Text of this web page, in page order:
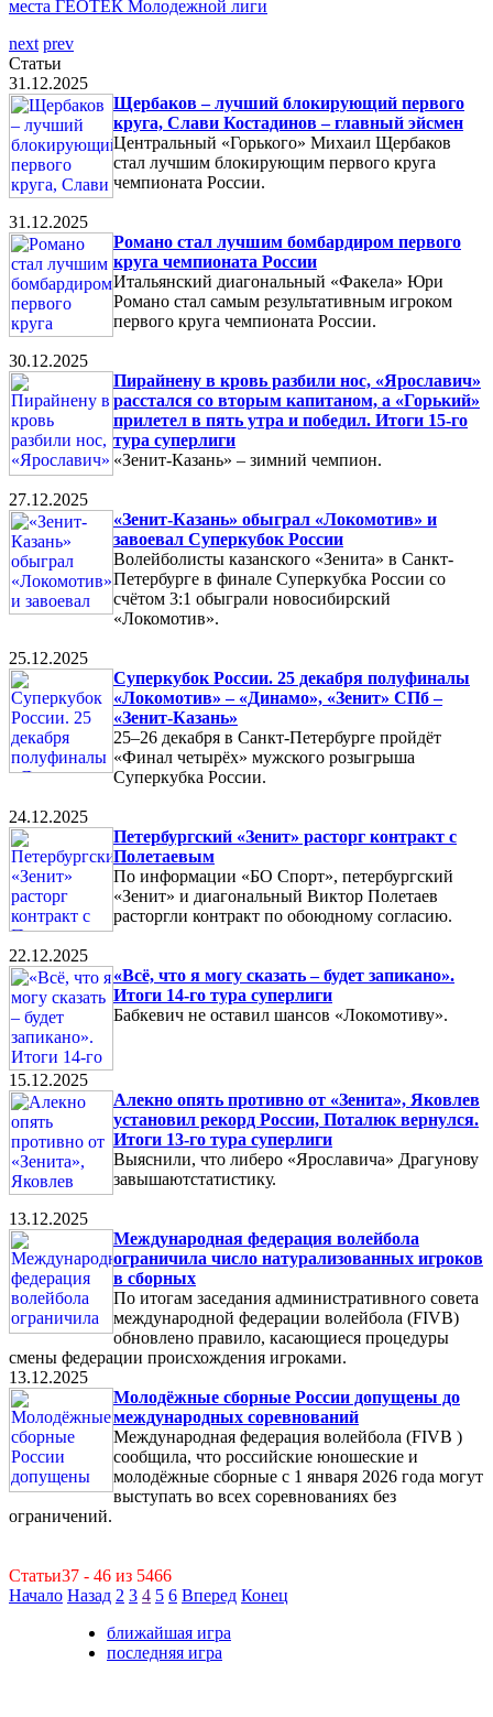
места ГЕОТЕК Молодежной лиги
next prev
Статьи
31.12.2025
Щербаков – лучший блокирующий первого
круга, Слави Костадинов – главный эйсмен
Центральный «Горького» Михаил Щербаков
стал лучшим блокирующим первого круга
чемпионата России.
31.12.2025
Романо стал лучшим бомбардиром первого
круга чемпионата России
Итальянский диагональный «Факела» Юри
Романо стал самым результативным игроком
первого круга чемпионата России.
30.12.2025
Пирайнену в кровь разбили нос, «Ярославич»
расстался со вторым капитаном, а «Горький»
прилетел в пять утра и победил. Итоги 15-го
тура суперлиги
«Зенит-Казань» – зимний чемпион.
27.12.2025
«Зенит-Казань» обыграл «Локомотив» и
завоевал Суперкубок России
Волейболисты казанского «Зенита» в Санкт-
Петербурге в финале Суперкубка России со
счётом 3:1 обыграли новосибирский
«Локомотив».
25.12.2025
Суперкубок России. 25 декабря полуфиналы
«Локомотив» – «Динамо», «Зенит» СПб –
«Зенит-Казань»
25–26 декабря в Санкт-Петербурге пройдёт
«Финал четырёх» мужского розыгрыша
Суперкубка России.
24.12.2025
Петербургский «Зенит» расторг контракт с
Полетаевым
По информации «БО Спорт», петербургский
«Зенит» и диагональный Виктор Полетаев
расторгли контракт по обоюдному согласию.
22.12.2025
«Всё, что я могу сказать – будет запикано».
Итоги 14-го тура суперлиги
Бабкевич не оставил шансов «Локомотиву».
15.12.2025
Алекно опять противно от «Зенита», Яковлев
установил рекорд России, Поталюк вернулся.
Итоги 13-го тура суперлиги
Выяснили, что либеро «Ярославича» Драгунову
завышаютстатистику.
13.12.2025
Международная федерация волейбола
ограничила число натурализованных игроков
в сборных
По итогам заседания административного совета
международной федерации волейбола (FIVB)
обновлено правило, касающиеся процедуры
смены федерации происхождения игроками.
13.12.2025
Молодёжные сборные России допущены до
международных соревнований
Международная федерация волейбола (FIVB )
сообщила, что российские юношеские и
молодёжные сборные с 1 января 2026 года могут
выступать во всех соревнованиях без
ограничений.
Статьи37 - 46 из 5466
Начало Назад 2 3 4 5 6 Вперед Конец
ближайшая игра
последняя игра